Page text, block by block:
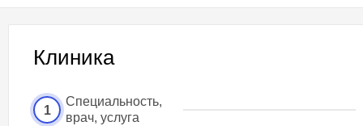
Клиника
1
Специальность,
врач, услуга